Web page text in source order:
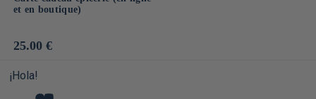
et en boutique)
Prix
25.00 €
¡Hola!